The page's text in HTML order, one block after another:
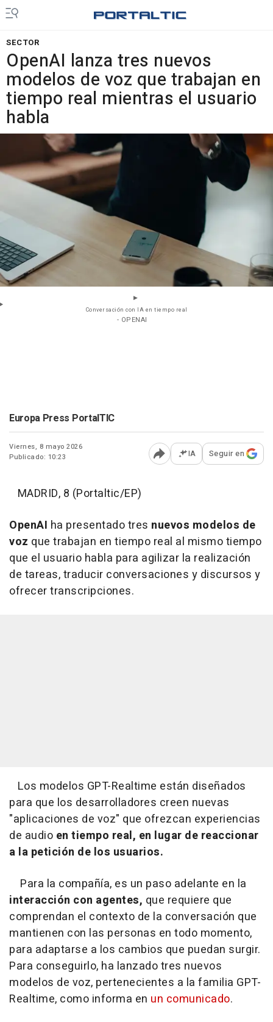
SECTOR
OpenAI lanza tres nuevos
modelos de voz que trabajan en
tiempo real mientras el usuario
habla
Conversación con IA en tiempo real
- OPENAI
Europa Press PortalTIC
Viernes, 8 mayo 2026
Publicado: 10:23
Abrir opciones para
IA Seguir en
MADRID, 8 (Portaltic/EP)
OpenAI ha presentado tres nuevos modelos de
voz que trabajan en tiempo real al mismo tiempo
que el usuario habla para agilizar la realización
de tareas, traducir conversaciones y discursos y
ofrecer transcripciones.
Los modelos GPT-Realtime están diseñados
para que los desarrolladores creen nuevas
"aplicaciones de voz" que ofrezcan experiencias
de audio en tiempo real, en lugar de reaccionar
a la petición de los usuarios.
Para la compañía, es un paso adelante en la
interacción con agentes, que requiere que
comprendan el contexto de la conversación que
mantienen con las personas en todo momento,
para adaptarse a los cambios que puedan surgir.
Para conseguirlo, ha lanzado tres nuevos
modelos de voz, pertenecientes a la familia GPT-
Realtime, como informa en un comunicado.